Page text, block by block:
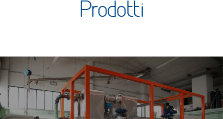
Prodotti